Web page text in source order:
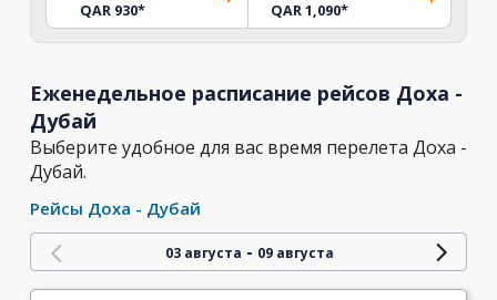
QAR 930*
QAR 1,090*
Еженедельное расписание рейсов Доха -
Дубай
Выберите удобное для вас время перелета Доха -
Дубай.
Рейсы Доха - Дубай
03 августа - 09 августа